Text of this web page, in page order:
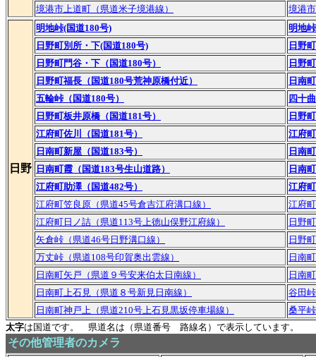
境港市上道町（県道米子境港線） 境港
日野
明地峠(国道180号)
明地
日野町別所・下(国道180号)
日野
日野町門谷・下（国道180号）
日野
日野町福長（国道180号荒神原橋付近）
日南
五輪峠（国道180号）
四十
日野町板井原橋（国道181号）
日野
江府町佐川（国道181号）
江府
日南町新屋（国道183号）
日南
日南町霞（国道183号生山道路）
日南
江府町助澤（国道482号）
江府
江府町笠良原（県道45号倉吉江府溝口線）
江府
江府町日ノ詰（県道113号上徳山俣野江府線）
日野
矢倉峠（県道46号日野溝口線）
日野
万丈峠（県道108号印賀奥出雲線）
日南
日南町矢戸（県道９号安来伯太日南線）
日南
日南町上石見（県道８号新見日南線）
谷田
日南町神戸上（県道210号上石見黒坂停車場線）
桑平
太字は国道です。 県道名は（県道番号 路線名）で表示しています。
その他管理者のカメラ